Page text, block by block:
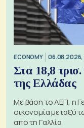
ECONOMY 06.08.2026,
Στα 18,8
της Ελλάδας
Με βάση το ΑΕΠ, η
οικονομία μεταξύ
από τη Γαλλία